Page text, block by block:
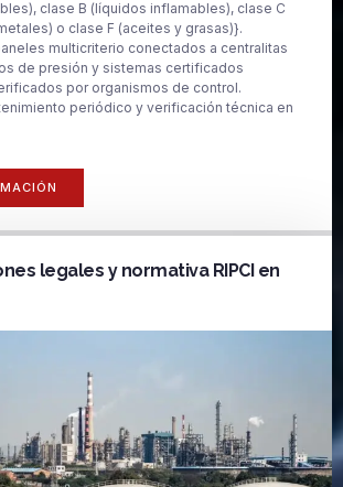
clase B (líquidos inflamables), clase C
o clase F (aceites y grasas)}.
multicriterio conectados a centralitas
de presión y sistemas certificados
por organismos de control.
periódico y verificación técnica en
legales y normativa RIPCI en